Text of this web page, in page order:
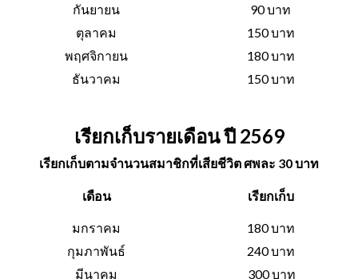
กันยายน
90 บาท
ตุลาคม
150 บาท
พฤศจิกายน
180 บาท
ธันวาคม
150 บาท
เรียกเก็บรายเดือน ปี 2569
เรียกเก็บตามจำนวนสมาชิกที่เสียชีวิต ศพละ 30 บาท
เดือน เรียกเก็บ
มกราคม
180 บาท
กุมภาพันธ์
240 บาท
มีนาคม
300 บาท